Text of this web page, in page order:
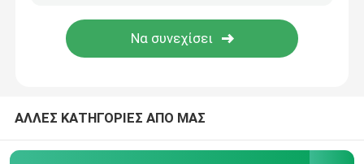
Εφαρμοσμένη μηχανική διανομής ηλεκτρικής δύναμης
ΑΛΛΕΣ ΚΑΤΗΓΟΡΙΕΣ ΑΠΟ ΜΑΣ